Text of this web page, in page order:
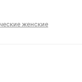
женские